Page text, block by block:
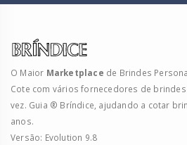
O Maior Marketplace de Brindes
Cote com vários fornecedores de
vez. Guia ® Bríndice, ajudando a cotar
anos.
Versão: Evolution 9.8